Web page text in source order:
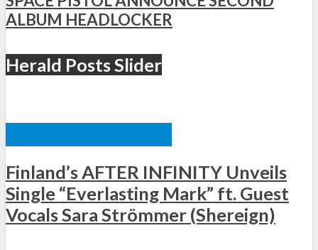
ALBUM HEADLOCKER
Herald Posts Slider
Finland’s AFTER INFINITY Unveils
Single “Everlasting Mark” ft. Guest
Vocals Sara Strömmer (Shereign)